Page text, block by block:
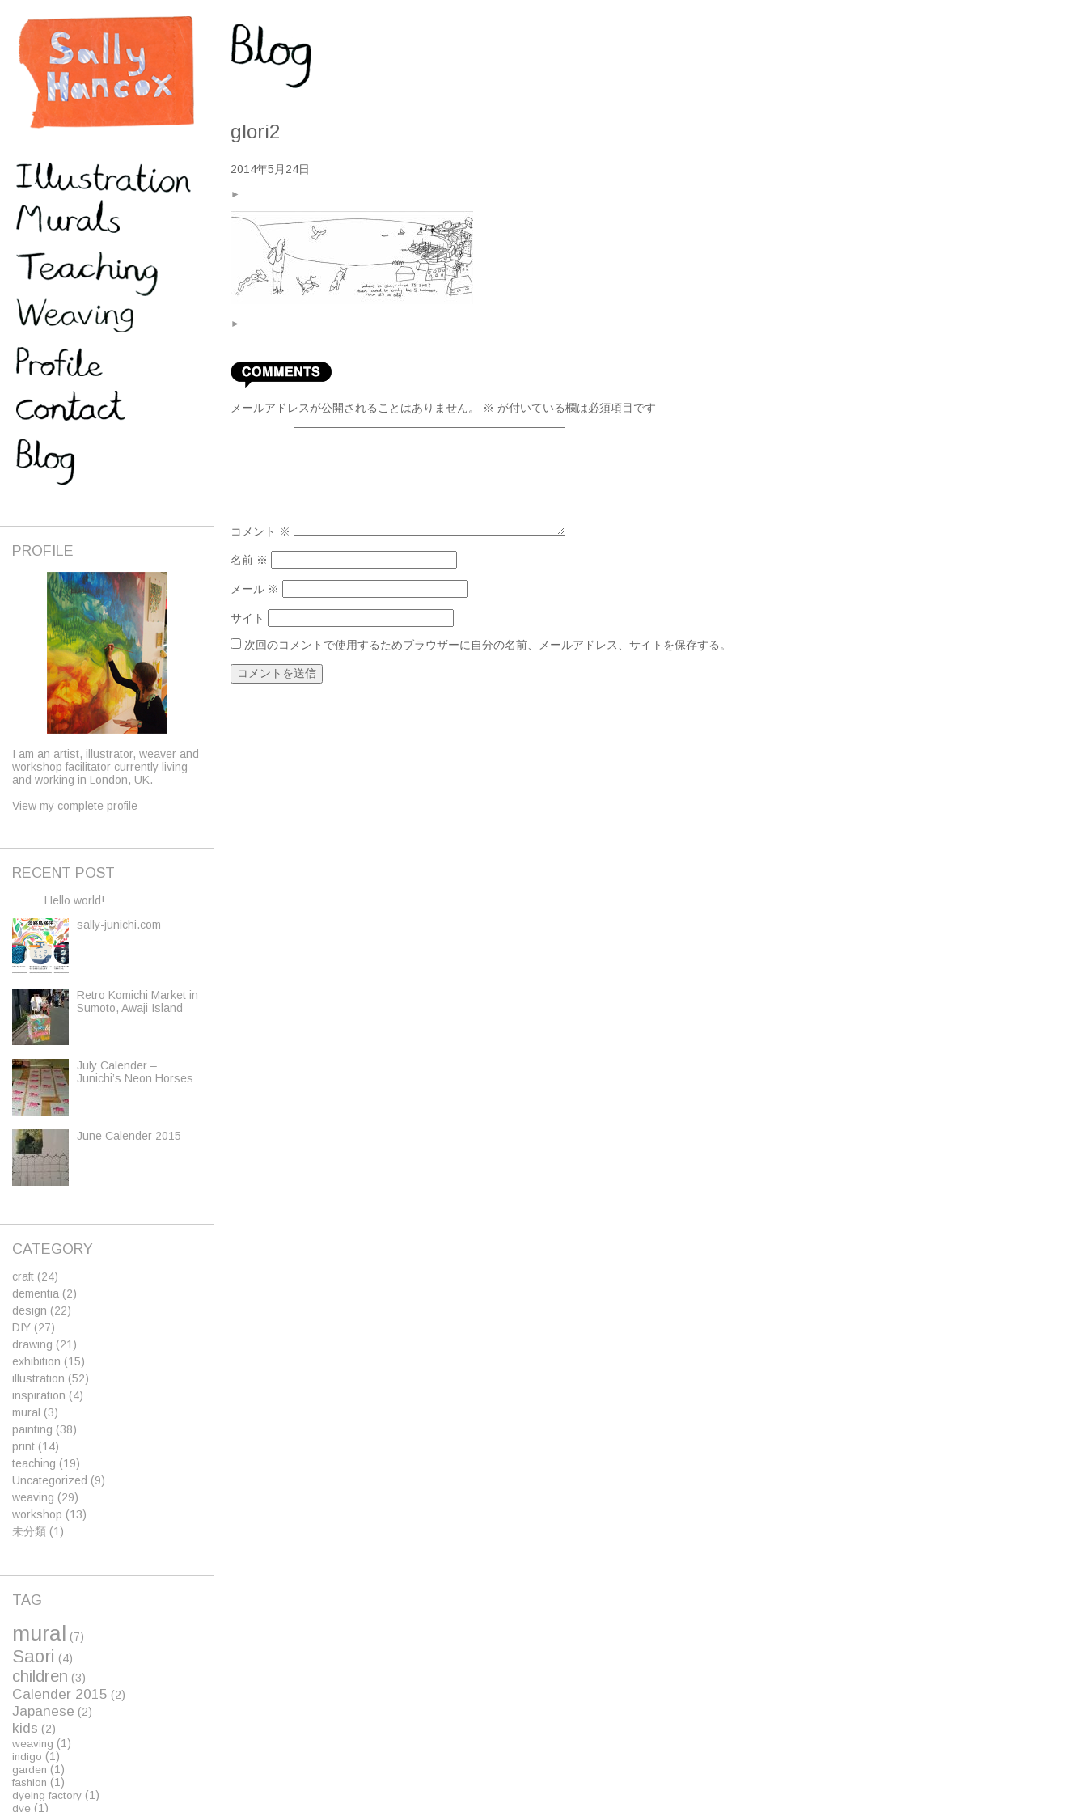
glori2
2014年5月24日
►
►
メールアドレスが公開されることはありません。 ※ が付いている欄は必須項目です
コメント ※
名前 ※
メール ※
サイト
次回のコメントで使用するためブラウザーに自分の名前、メールアドレス、サイトを保存する。
PROFILE
I am an artist, illustrator, weaver and
workshop facilitator currently living
and working in London, UK.
View my complete profile
RECENT POST
Hello world!
sally-junichi.com
Retro Komichi Market in
Sumoto, Awaji Island
July Calender –
Junichi’s Neon Horses
June Calender 2015
CATEGORY
craft (24)
dementia (2)
design (22)
DIY (27)
drawing (21)
exhibition (15)
illustration (52)
inspiration (4)
mural (3)
painting (38)
print (14)
teaching (19)
Uncategorized (9)
weaving (29)
workshop (13)
未分類 (1)
TAG
mural (7)
Saori (4)
children (3)
Calender 2015 (2)
Japanese (2)
kids (2)
weaving (1)
indigo (1)
garden (1)
fashion (1)
dyeing factory (1)
dye (1)